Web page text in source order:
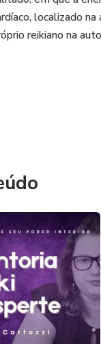
localizado na
reikiano na